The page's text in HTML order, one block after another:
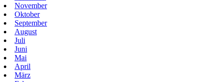
November
Oktober
September
August
Juli
Juni
Mai
April
März